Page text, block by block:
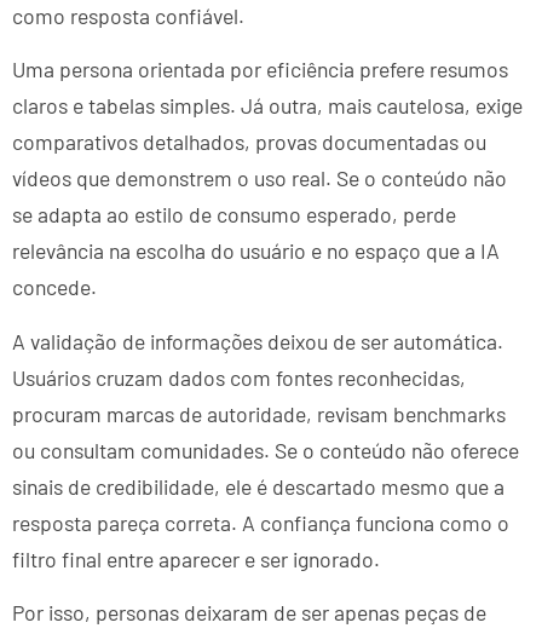
como resposta confiável.
Uma persona orientada por eficiência prefere resumos
claros e tabelas simples. Já outra, mais cautelosa, exige
comparativos detalhados, provas documentadas ou
vídeos que demonstrem o uso real. Se o conteúdo não
se adapta ao estilo de consumo esperado, perde
relevância na escolha do usuário e no espaço que a IA
concede.
A validação de informações deixou de ser automática.
Usuários cruzam dados com fontes reconhecidas,
procuram marcas de autoridade, revisam benchmarks
ou consultam comunidades. Se o conteúdo não oferece
sinais de credibilidade, ele é descartado mesmo que a
resposta pareça correta. A confiança funciona como o
filtro final entre aparecer e ser ignorado.
Por isso, personas deixaram de ser apenas peças de